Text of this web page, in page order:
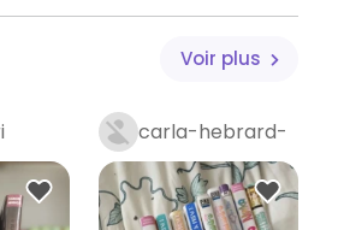
Voir plus
carla-hebrard-
royer